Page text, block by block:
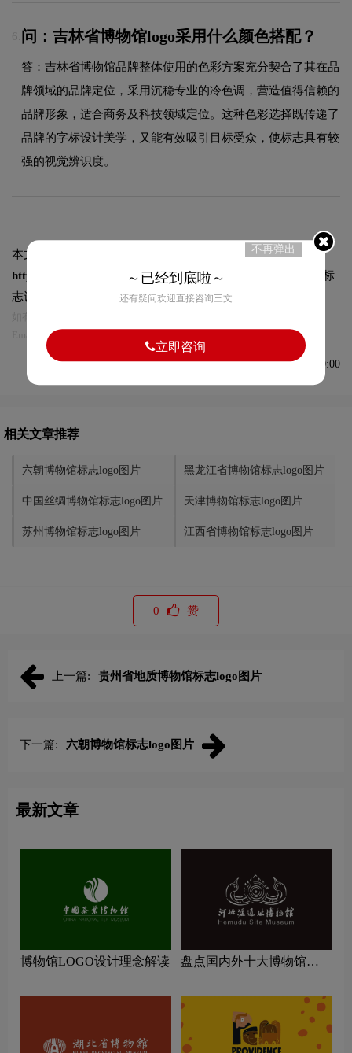
6. 问：吉林省博物馆logo采用什么颜色搭配？
答：吉林省博物馆品牌整体使用的色彩方案充分契合了其在品
牌领域的品牌定位，采用沉稳专业的冷色调，营造值得信赖的
品牌形象，适合商务及科技领域定位。这种色彩选择既传递了
品牌的字标设计美学，又能有效吸引目标受众，使标志具有较
强的视觉辨识度。
本文标题和链接
https://logo9.net/works/12390.html转载时请注明出处为诗宸标
志设计及本链接!
Email:75696531@qq.com，我们将第一时间安排删除。
发布于2024-03-03 10:00:00
相关文章推荐
六朝博物馆标志logo图片 黑龙江省博物馆标志logo图片
中国丝绸博物馆标志logo图片 天津博物馆标志logo图片
苏州博物馆标志logo图片 江西省博物馆标志logo图片
0 赞
上一篇: 贵州省地质博物馆标志logo图片
下一篇: 六朝博物馆标志logo图片
最新文章
博物馆LOGO设计理念解读
盘点国内外十大博物馆
不再弹出
～已经到底啦～
还有疑问欢迎直接咨询三文
立即咨询